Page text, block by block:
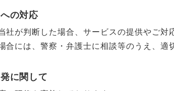
の対応
社が判断した場合、サービスの提供やご対
合には、警察・弁護士に相談等のうえ、適
に関して